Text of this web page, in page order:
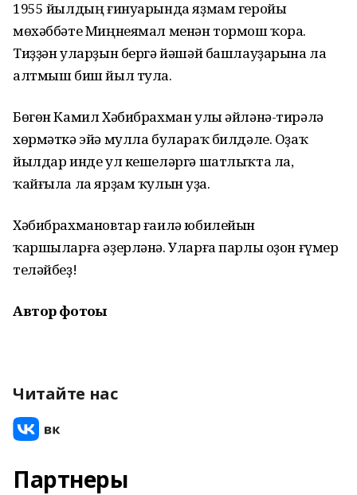
1955 йылдың ғинуарында яҙмам геройы
мөхәббәте Миңнеямал менән тормош ҡора.
Тиҙҙән уларҙын бергә йәшәй башлауҙарына ла
алтмыш биш йыл тула.
Бөгөн Камил Хәбибрахман улы әйләнә-тирәлә
хөрмәткә эйә мулла булараҡ билдәле. Оҙаҡ
йылдар инде ул кешеләргә шатлыҡта ла,
ҡайғыла ла ярҙам ҡулын һуҙа.
Хәбибрахмановтар ғаилә юбилейын
ҡаршыларға әҙерләнә. Уларға парлы оҙон ғүмер
теләйбеҙ!
Автор фотоһы
Читайте нас
Партнеры